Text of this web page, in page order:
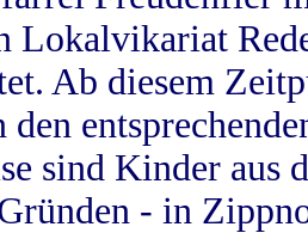
Lokalvikariat
Ab diesem
den
sind Kinder aus
- in